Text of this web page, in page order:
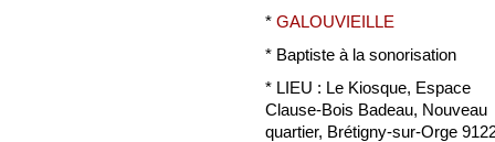
* GALOUVIEILLE
* Baptiste à la sonorisation
* LIEU : Le Kiosque, Espace
Clause-Bois Badeau, Nouveau
quartier, Brétigny-sur-Orge